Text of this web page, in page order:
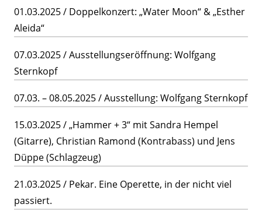
01.03.2025 / Doppelkonzert: „Water Moon“ & „Esther
Aleida“
07.03.2025 / Ausstellungseröffnung: Wolfgang
Sternkopf
07.03. – 08.05.2025 / Ausstellung: Wolfgang Sternkopf
15.03.2025 / „Hammer + 3“ mit Sandra Hempel
(Gitarre), Christian Ramond (Kontrabass) und Jens
Düppe (Schlagzeug)
21.03.2025 / Pekar. Eine Operette, in der nicht viel
passiert.